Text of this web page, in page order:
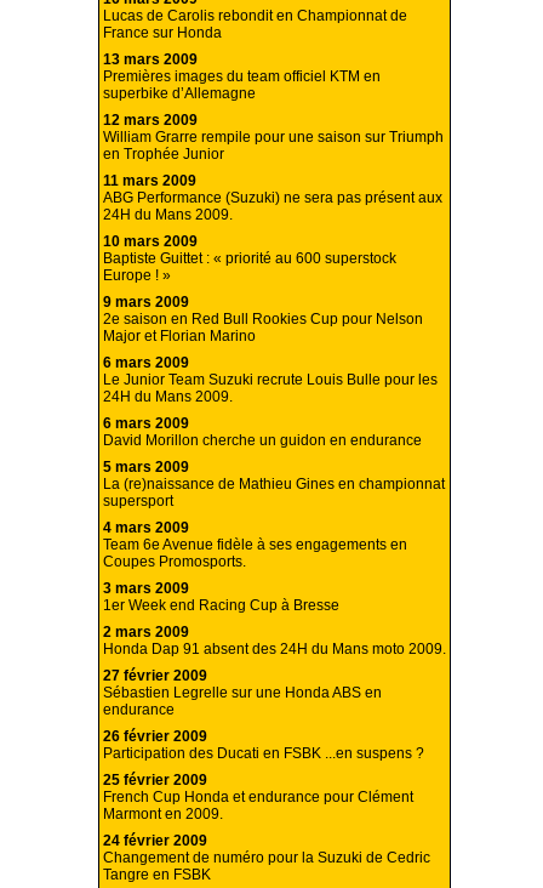
Lucas de Carolis rebondit en Championnat de
France sur Honda
13 mars 2009
Premières images du team officiel KTM en
superbike d’Allemagne
12 mars 2009
William Grarre rempile pour une saison sur Triumph
en Trophée Junior
11 mars 2009
ABG Performance (Suzuki) ne sera pas présent aux
24H du Mans 2009.
10 mars 2009
Baptiste Guittet : « priorité au 600 superstock
Europe ! »
9 mars 2009
2e saison en Red Bull Rookies Cup pour Nelson
Major et Florian Marino
6 mars 2009
Le Junior Team Suzuki recrute Louis Bulle pour les
24H du Mans 2009.
6 mars 2009
David Morillon cherche un guidon en endurance
5 mars 2009
La (re)naissance de Mathieu Gines en championnat
supersport
4 mars 2009
Team 6e Avenue fidèle à ses engagements en
Coupes Promosports.
3 mars 2009
1er Week end Racing Cup à Bresse
2 mars 2009
Honda Dap 91 absent des 24H du Mans moto 2009.
27 février 2009
Sébastien Legrelle sur une Honda ABS en
endurance
26 février 2009
Participation des Ducati en FSBK ...en suspens ?
25 février 2009
French Cup Honda et endurance pour Clément
Marmont en 2009.
24 février 2009
Changement de numéro pour la Suzuki de Cedric
Tangre en FSBK